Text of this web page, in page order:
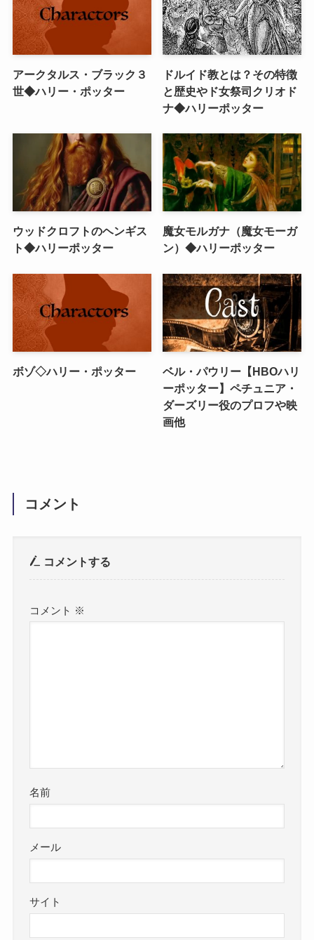
アークタルス・ブラック３
世◆ハリー・ポッター
ドルイド教とは？その特徴
と歴史やド女祭司クリオド
ナ◆ハリーポッター
ウッドクロフトのヘンギス
ト◆ハリーポッター
魔女モルガナ（魔女モーガ
ン）◆ハリーポッター
ボゾ◇ハリー・ポッター
ベル・パウリー【HBOハリ
ーポッター】ペチュニア・
ダーズリー役のプロフや映
画他
コメント
コメントする
コメント ※
名前
メール
サイト